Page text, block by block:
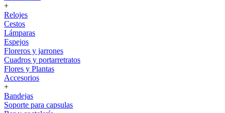
+
Relojes
Cestos
Lámparas
Espejos
Floreros y jarrones
Cuadros y portarretratos
Flores y Plantas
Accesorios
+
Bandejas
Soporte para capsulas